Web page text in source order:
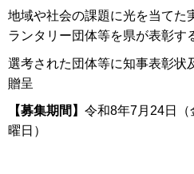
地域や社会の課題に光を当てた
ランタリー団体等を県が表彰す
選考された団体等に知事表彰状
贈呈
【募集期間】 令和8年7月24日
曜日）